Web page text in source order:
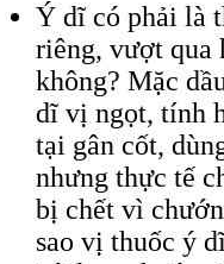
Ý dĩ có phải là
riêng, vượt qua
không? Mặc
dĩ vị ngọt, tính
tại gân cốt,
nhưng thực tế
bị chết vì
sao vị thuốc ý